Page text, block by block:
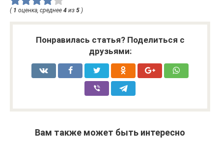
( 1 оценка, среднее 4 из 5 )
Понравилась статья? Поделиться с
друзьями:
Вам также может быть интересно